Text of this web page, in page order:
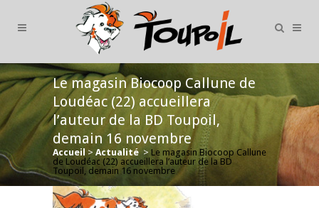
Le magasin Biocoop Callune de
Loudéac (22) accueillera
l’auteur de la BD Toupoil,
demain 16 novembre
Accueil > Actualité > Le magasin Biocoop Callune
de Loudéac (22) accueillera l’auteur de la BD
Toupoil, demain 16 novembre